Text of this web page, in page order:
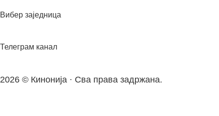
Вибер заједница
Телеграм канал
2026 © Кинонија · Сва права задржана.